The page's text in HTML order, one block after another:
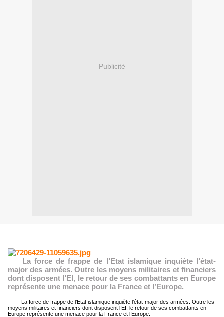
Publicité
La force de frappe de l’Etat islamique inquiète l’état-
major des armées. Outre les moyens militaires et financiers
dont disposent l’EI, le retour de ses combattants en Europe
représente une menace pour la France et l’Europe.
La force de frappe de l’Etat islamique inquiète l’état-major des armées. Outre les
moyens militaires et financiers dont disposent l’EI, le retour de ses combattants en
Europe représente une menace pour la France et l’Europe.